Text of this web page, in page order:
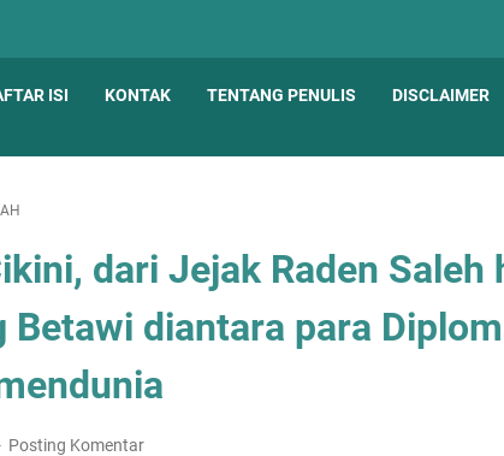
ISI KONTAK TENTANG PENULIS DISCLAIMER
dari Jejak Raden Saleh
Betawi diantara para
Posting Komentar